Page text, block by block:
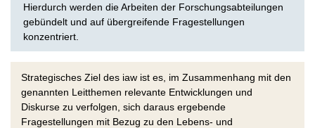
Hierdurch werden die Arbeiten der Forschungsabteilungen
gebündelt und auf übergreifende Fragestellungen
konzentriert.
Strategisches Ziel des iaw ist es, im Zusammenhang mit den
genannten Leitthemen relevante Entwicklungen und
Diskurse zu verfolgen, sich daraus ergebende
Fragestellungen mit Bezug zu den Lebens- und